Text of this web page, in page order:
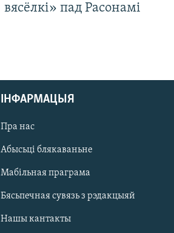
вясёлкі» пад Расонамі
ІНФАРМАЦЫЯ
Пра нас
Абысьці блякаваньне
Мабільная праграма
Бясьпечная сувязь з рэдакцыяй
Нашы кантакты